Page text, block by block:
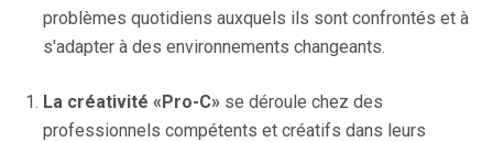
problèmes quotidiens auxquels ils sont confrontés et à
s'adapter à des environnements changeants.
La créativité «Pro-C» se déroule chez des
professionnels compétents et créatifs dans leurs